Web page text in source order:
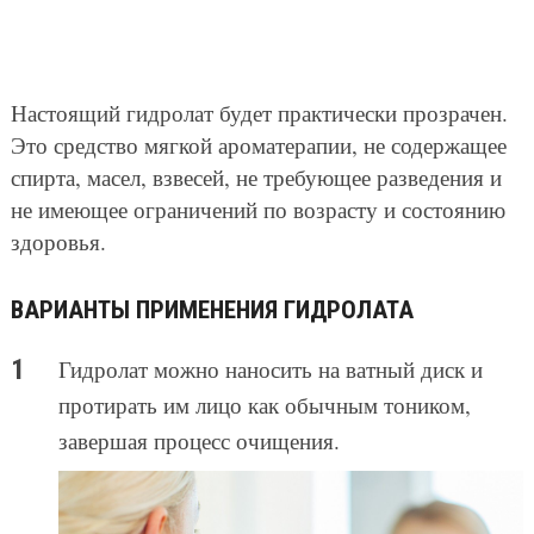
Настоящий гидролат будет практически прозрачен.
Это средство мягкой ароматерапии, не содержащее
спирта, масел, взвесей, не требующее разведения и
не имеющее ограничений по возрасту и состоянию
здоровья.
ВАРИАНТЫ ПРИМЕНЕНИЯ ГИДРОЛАТА
Гидролат можно наносить на ватный диск и
протирать им лицо как обычным тоником,
завершая процесс очищения.